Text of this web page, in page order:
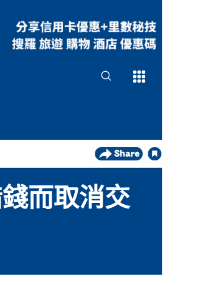
Open
而取消交